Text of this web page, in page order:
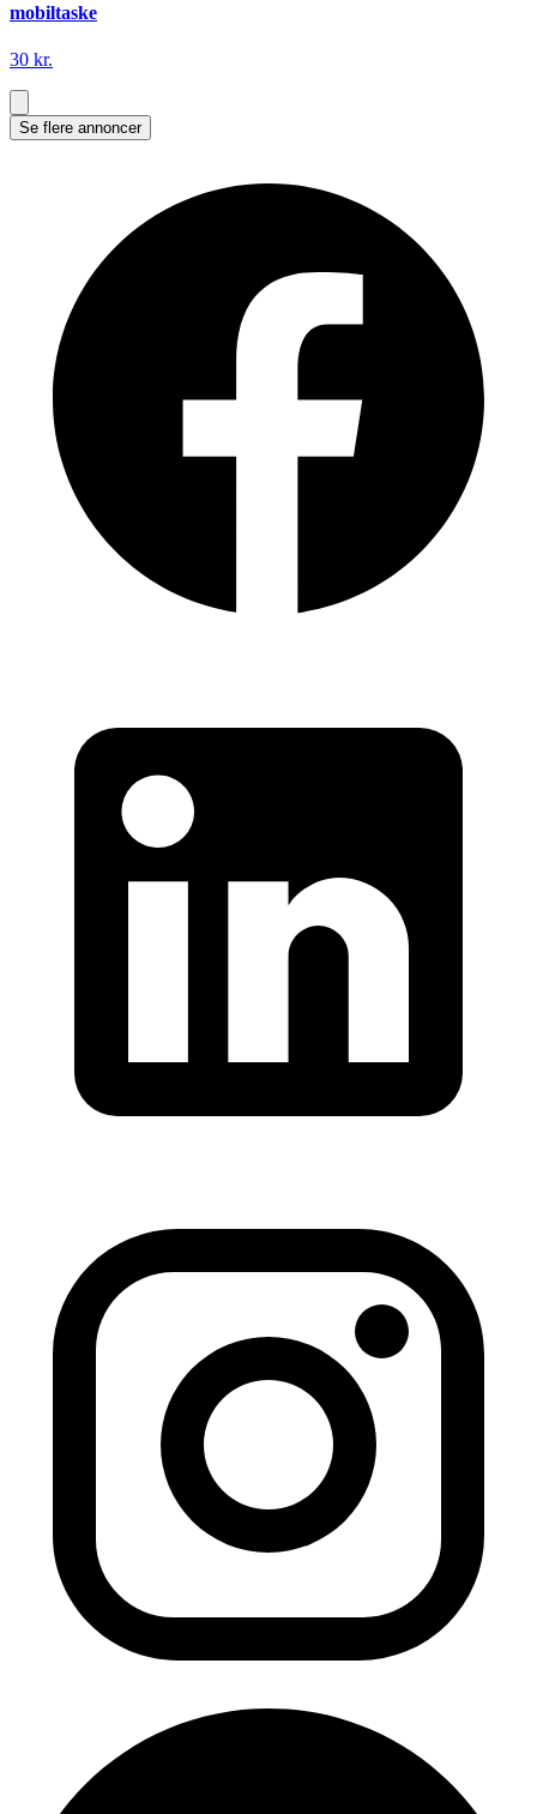
mobiltaske
30 kr.
Se flere annoncer